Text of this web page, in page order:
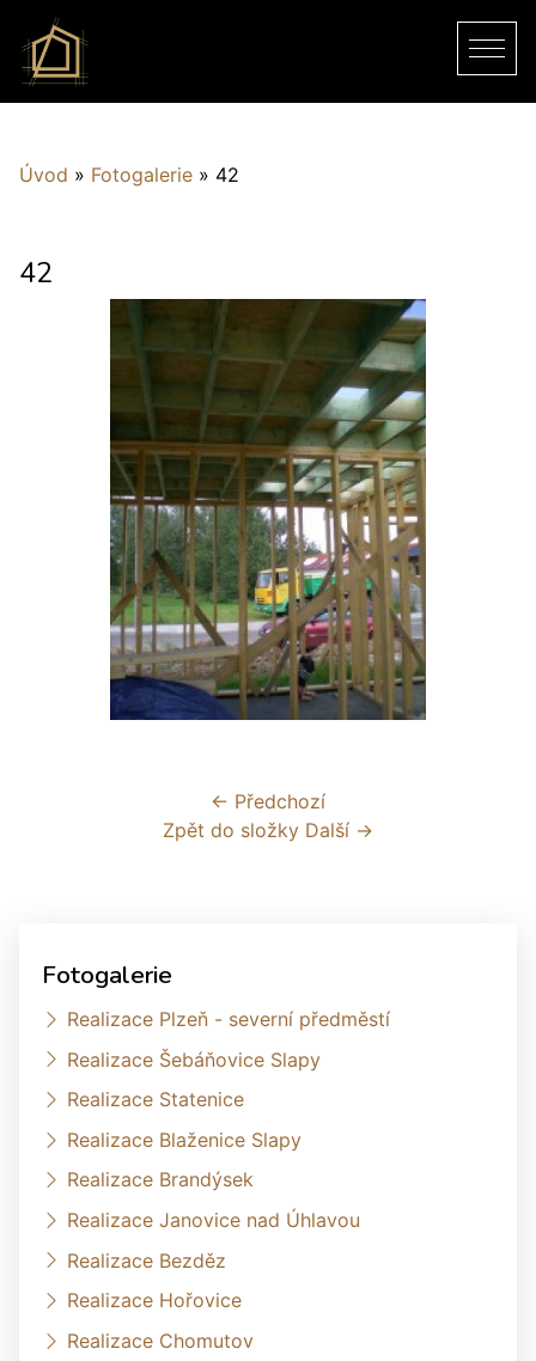
Úvod » Fotogalerie » 42
42
← Předchozí
Zpět do složky Další →
Fotogalerie
Realizace Plzeň - severní předměstí
Realizace Šebáňovice Slapy
Realizace Statenice
Realizace Blaženice Slapy
Realizace Brandýsek
Realizace Janovice nad Úhlavou
Realizace Bezděz
Realizace Hořovice
Realizace Chomutov